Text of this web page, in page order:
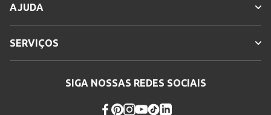
AJUDA
SERVIÇOS
SIGA NOSSAS REDES SOCIAIS